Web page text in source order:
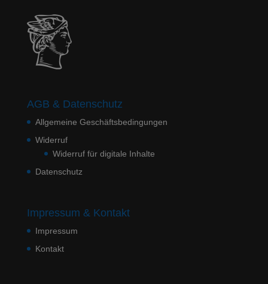
AGB & Datenschutz
Allgemeine Geschäftsbedingungen
Widerruf
Widerruf für digitale Inhalte
Datenschutz
Impressum & Kontakt
Impressum
Kontakt